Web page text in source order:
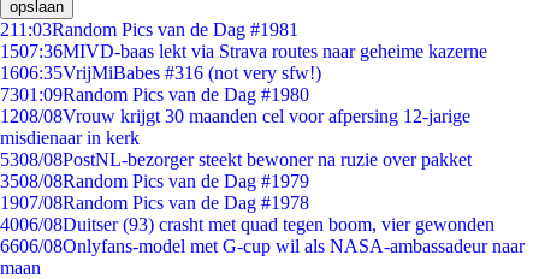
opslaan
211:03Random Pics van de Dag #1981
1507:36MIVD-baas lekt via Strava routes naar geheime kazerne
1606:35VrijMiBabes #316 (not very sfw!)
7301:09Random Pics van de Dag #1980
1208/08Vrouw krijgt 30 maanden cel voor afpersing 12-jarige
misdienaar in kerk
5308/08PostNL-bezorger steekt bewoner na ruzie over pakket
3508/08Random Pics van de Dag #1979
1907/08Random Pics van de Dag #1978
4006/08Duitser (93) crasht met quad tegen boom, vier gewonden
6606/08Onlyfans-model met G-cup wil als NASA-ambassadeur naar
maan